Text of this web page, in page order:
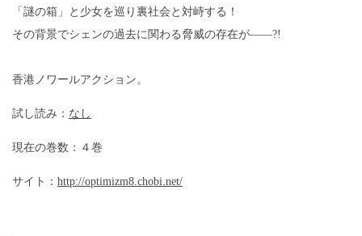
「謎の箱」と少女を巡り裏社会と対峙する！
その背景でシェンの過去に関わる脅威の存在が――?!
香港ノワールアクション。
試し読み： なし
現在の巻数：４巻
サイト： http://optimizm8.chobi.net/